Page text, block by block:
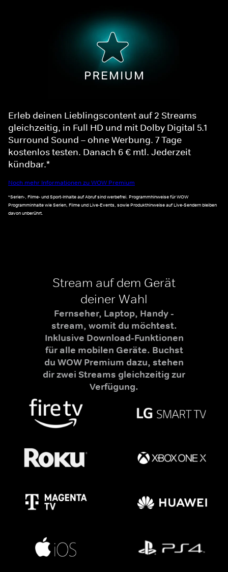
Erleb deinen Lieblingscontent auf 2 Streams
gleichzeitig, in Full HD und mit Dolby Digital 5.1
Surround Sound – ohne Werbung. 7 Tage
kostenlos testen. Danach 6 € mtl. Jederzeit
kündbar.*
Noch mehr Informationen zu WOW Premium
*Serien-, Filme- und Sport-Inhalte auf Abruf sind werbefrei. Programmhinweise für WOW
Programminhalte wie Serien, Filme und Live-Events, sowie Produkthinweise auf Live-Sendern bleiben
davon unberührt.
Stream auf dem Gerät
deiner Wahl
Fernseher, Laptop, Handy -
stream, womit du möchtest.
Inklusive Download-Funktionen
für alle mobilen Geräte. Buchst
du WOW Premium dazu, stehen
dir zwei Streams gleichzeitig zur
Verfügung.